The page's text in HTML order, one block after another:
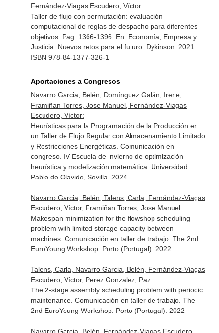
Fernández-Viagas Escudero, Víctor:
Taller de flujo con permutación: evaluación
computacional de reglas de despacho para diferentes
objetivos. Pag. 1366-1396. En: Economía, Empresa y
Justicia. Nuevos retos para el futuro. Dykinson. 2021.
ISBN 978-84-1377-326-1
Aportaciones a Congresos
Navarro Garcia, Belén, Domínguez Galán, Irene,
Framiñan Torres, Jose Manuel, Fernández-Viagas
Escudero, Víctor:
Heurísticas para la Programación de la Producción en
un Taller de Flujo Regular con Almacenamiento Limitado
y Restricciones Energéticas. Comunicación en
congreso. IV Escuela de Invierno de optimización
heurística y modelización matemática. Universidad
Pablo de Olavide, Sevilla. 2024
Navarro Garcia, Belén, Talens, Carla, Fernández-Viagas
Escudero, Víctor, Framiñan Torres, Jose Manuel:
Makespan minimization for the flowshop scheduling
problem with limited storage capacity between
machines. Comunicación en taller de trabajo. The 2nd
EuroYoung Workshop. Porto (Portugal). 2022
Talens, Carla, Navarro Garcia, Belén, Fernández-Viagas
Escudero, Víctor, Perez Gonzalez, Paz:
The 2-stage assembly scheduling problem with periodic
maintenance. Comunicación en taller de trabajo. The
2nd EuroYoung Workshop. Porto (Portugal). 2022
Navarro Garcia, Belén, Fernández-Viagas Escudero,